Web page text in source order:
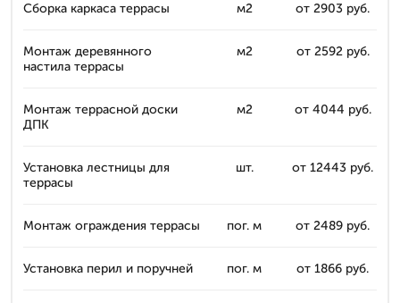
Сборка каркаса террасы м2 от 2903 руб.
Монтаж деревянного
настила террасы
м2 от 2592 руб.
Монтаж террасной доски
ДПК
м2 от 4044 руб.
Установка лестницы для
террасы
шт. от 12443 руб.
Монтаж ограждения террасы пог. м от 2489 руб.
Установка перил и поручней пог. м от 1866 руб.